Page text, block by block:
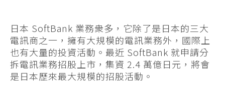
日本 SoftBank 業務衆多，它除了是日本的三大
電訊商之一，擁有大規模的電訊業務外，國際上
也有大量的投資活動。最近 SoftBank 就申請分
拆電訊業務招股上市，集資 2.4 萬億日元，將會
是日本歷來最大規模的招股活動。